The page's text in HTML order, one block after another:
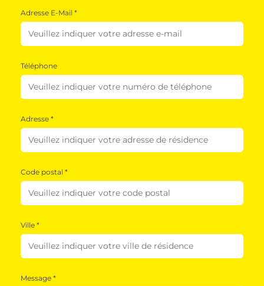
Adresse E-Mail *
Téléphone
Adresse *
Code postal *
Ville *
Message *